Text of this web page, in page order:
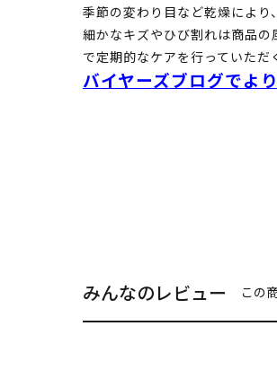
季節の変わり目など乾燥により
細かなキズやひび割れは商品
で定期的なケアを行っていただ
バイヤーズブログでよ
みんなのレビュー この